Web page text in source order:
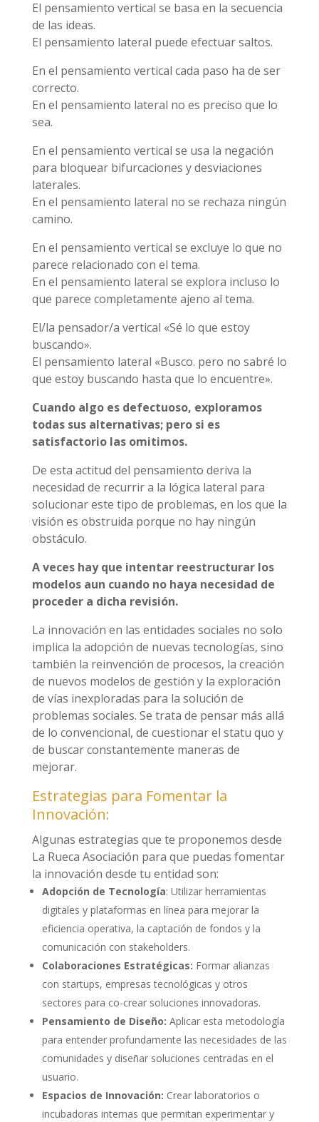
El pensamiento vertical se basa en la secuencia
de las ideas.
El pensamiento lateral puede efectuar saltos.
En el pensamiento vertical cada paso ha de ser
correcto.
En el pensamiento lateral no es preciso que lo
sea.
En el pensamiento vertical se usa la negación
para bloquear bifurcaciones y desviaciones
laterales.
En el pensamiento lateral no se rechaza ningún
camino.
En el pensamiento vertical se excluye lo que no
parece relacionado con el tema.
En el pensamiento lateral se explora incluso lo
que parece completamente ajeno al tema.
El/la pensador/a vertical «Sé lo que estoy
buscando».
El pensamiento lateral «Busco. pero no sabré lo
que estoy buscando hasta que lo encuentre».
Cuando algo es defectuoso, exploramos
todas sus alternativas; pero si es
satisfactorio las omitimos.
De esta actitud del pensamiento deriva la
necesidad de recurrir a la lógica lateral para
solucionar este tipo de problemas, en los que la
visión es obstruida porque no hay ningún
obstáculo.
A veces hay que intentar reestructurar los
modelos aun cuando no haya necesidad de
proceder a dicha revisión.
La innovación en las entidades sociales no solo
implica la adopción de nuevas tecnologías, sino
también la reinvención de procesos, la creación
de nuevos modelos de gestión y la exploración
de vías inexploradas para la solución de
problemas sociales. Se trata de pensar más allá
de lo convencional, de cuestionar el statu quo y
de buscar constantemente maneras de
mejorar.
Estrategias para Fomentar la
Innovación:
Algunas estrategias que te proponemos desde
La Rueca Asociación para que puedas fomentar
la innovación desde tu entidad son:
Adopción de Tecnología: Utilizar herramientas
digitales y plataformas en línea para mejorar la
eficiencia operativa, la captación de fondos y la
comunicación con stakeholders.
Colaboraciones Estratégicas: Formar alianzas
con startups, empresas tecnológicas y otros
sectores para co-crear soluciones innovadoras.
Pensamiento de Diseño: Aplicar esta metodología
para entender profundamente las necesidades de las
comunidades y diseñar soluciones centradas en el
usuario.
Espacios de Innovación: Crear laboratorios o
incubadoras internas que permitan experimentar y